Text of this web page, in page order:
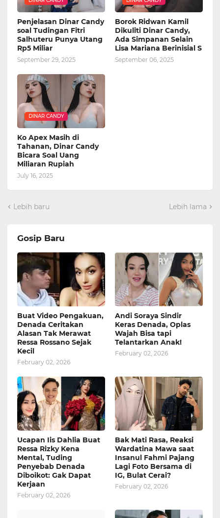
Penjelasan Dinar Candy
soal Tudingan Fitri
Salhuteru Punya Utang
Rp5 Miliar
September 29, 2025
Borok Ridwan Kamil
Dikuliti Dinar Candy,
Ada Simpanan Selain
Lisa Mariana Berinisial S
September 06, 2025
DINAR CANDY
Ko Apex Masih di
Tahanan, Dinar Candy
Bicara Soal Uang
Miliaran Rupiah
July 16, 2025
Lebih baru Lebih lama
Gosip Baru
Buat Video Pengakuan,
Denada Ceritakan
Alasan Tak Merawat
Ressa Rossano Sejak
Kecil
February 02, 2026
Andi Soraya Sindir
Keras Denada, Oplas
Wajah Bisa tapi
Telantarkan Anak!
February 02, 2026
Ucapan Iis Dahlia Buat
Ressa Rizky Kena
Mental, Tuding
Penyebab Denada
Diboikot: Gak Dapat
Kerjaan
February 02, 2026
Bak Mati Rasa, Reaksi
Wardatina Mawa saat
Insanul Fahmi Pajang
Lagi Foto Bersama di
IG, Bulat Cerai?
February 02, 2026